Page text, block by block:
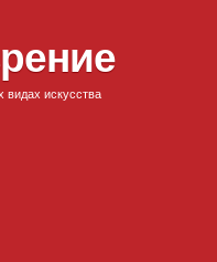
видах искусства